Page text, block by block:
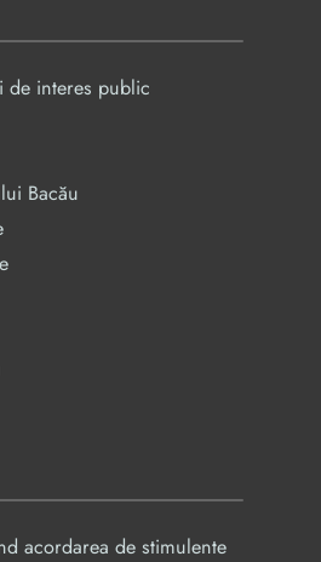
de interes public
Bacău
acordarea de stimulente